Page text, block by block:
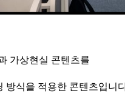
가상현실 콘텐츠를
방식을 적용한 콘텐츠입니